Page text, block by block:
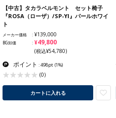
【中古】タカラベルモント セット椅子
『ROSA（ローザ）/SP-YI』パールホワイ
ト
メーカー価格 ¥139,000
BG卸価 ¥49,800
(税込¥54,780)
ポイント : 498pt (1%)
(0)
カートに入れる